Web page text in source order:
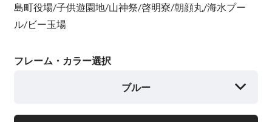
島町役場/子供遊園地/山神祭/啓明寮/朝顔丸/海水プー
ル/ビー玉場
フレーム・カラー選択
ブルー